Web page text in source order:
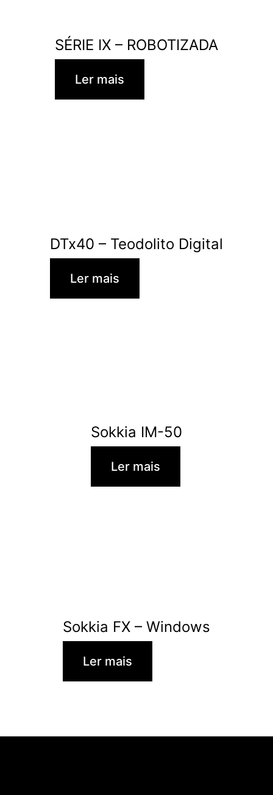
SÉRIE IX – ROBOTIZADA
Ler mais
DTx40 – Teodolito Digital
Ler mais
Sokkia IM-50
Ler mais
Sokkia FX – Windows
Ler mais